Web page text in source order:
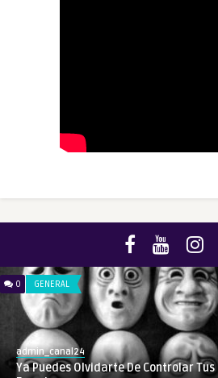
0 GENERAL
admin_canal24
Ya Puedes Olvidarte De Controlar Tus